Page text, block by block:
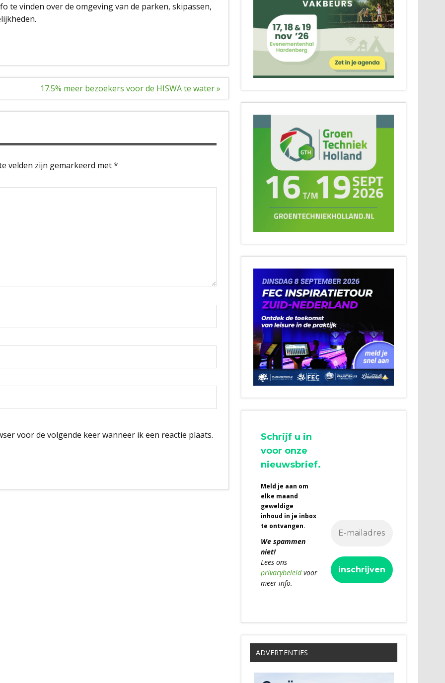
te vinden over de omgeving van de parken, skipassen,
17.5% meer bezoekers voor de HISWA te water »
velden zijn gemarkeerd met*
voor de volgende keer wanneer ik een reactie plaats.
Schrijf u in
voor onze
nieuwsbrief.
Meld je aan om
elke maand
geweldige
inhoud in je inbox
te ontvangen.
We spammen
niet!
Lees ons
privacybeleidvoor
meer info.
ADVERTENTIES